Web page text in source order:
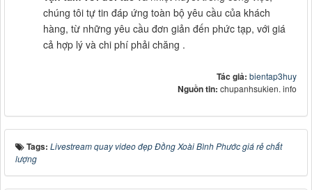
chúng tôi tự tin đáp ứng toàn bộ yêu cầu của khách
hàng, từ những yêu cầu đơn giản đến phức tạp, với giá
cả hợp lý và chi phí phải chăng .
Tác giả: bientap3huy
Nguồn tin: chupanhsukien. info
Tags: Livestream quay video đẹp Đồng Xoài Bình Phước giá rẻ chất
lượng